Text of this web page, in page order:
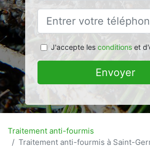
J'accepte les conditionset
Envoyer
Traitement anti-fourmis
Traitement anti-fourmis à Saint-